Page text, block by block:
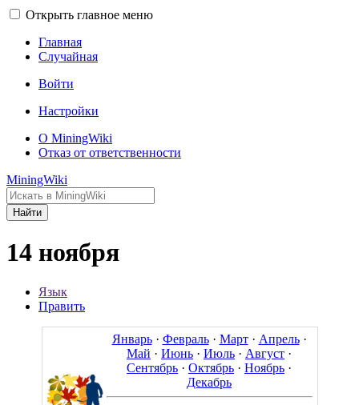
Открыть главное меню
Главная
Случайная
Войти
Настройки
О MiningWiki
Отказ от ответственности
MiningWiki
Найти
14 ноября
Язык
Править
Январь· Февраль· Март· Апрель·
Май · Июнь · Июль · Август ·
Сентябрь · Октябрь · Ноябрь ·
Декабрь